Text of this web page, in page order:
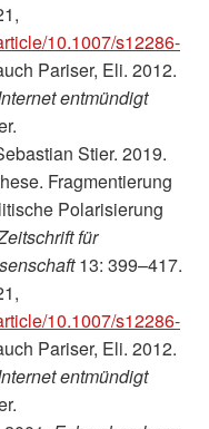
10.1007/s12286-
Pariser, Eli. 2012.
entmündigt
Stier. 2019.
Fragmentierung
Polarisierung
für
13: 399–417.
10.1007/s12286-
Pariser, Eli. 2012.
entmündigt